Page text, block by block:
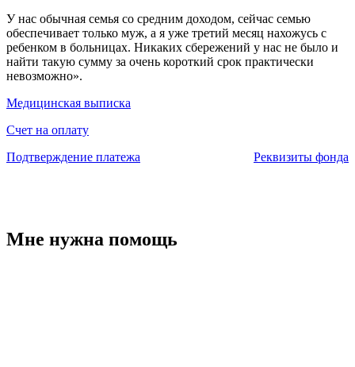
У нас обычная семья со средним доходом, сейчас семью
обеспечивает только муж, а я уже третий месяц нахожусь с
ребенком в больницах. Никаких сбережений у нас не было и
найти такую сумму за очень короткий срок практически
невозможно».
Медицинская выписка
Счет на оплату
Подтверждение платежа
Реквизиты фонда
Мне нужна помощь